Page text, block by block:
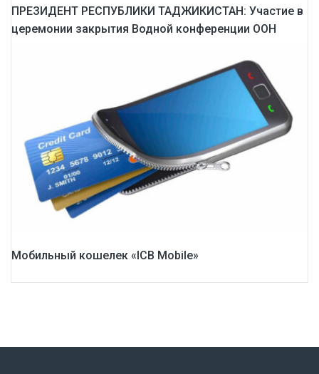
ПРЕЗИДЕНТ РЕСПУБЛИКИ ТАДЖИКИСТАН: Участие в
церемонии закрытия Водной конференции ООН
Мобильный кошелек «ICB Mobile»